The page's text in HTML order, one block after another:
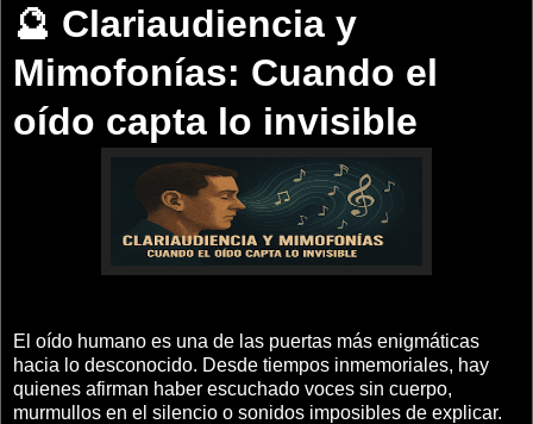
🔮 Clariaudiencia y
Mimofonías: Cuando el
oído capta lo invisible
El oído humano es una de las puertas más enigmáticas
hacia lo desconocido. Desde tiempos inmemoriales, hay
quienes afirman haber escuchado voces sin cuerpo,
murmullos en el silencio o sonidos imposibles de explicar.